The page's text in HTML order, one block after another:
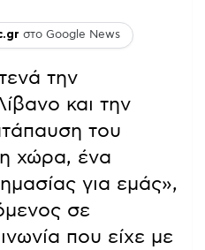
στο Google News
την
και την
του
χώρα, ένα
για εμάς»,
σε
που είχε με